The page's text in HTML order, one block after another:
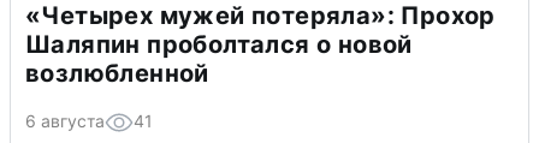
«Четырех мужей потеряла»: Прохор
Шаляпин проболтался о новой
возлюбленной
6 августа 41